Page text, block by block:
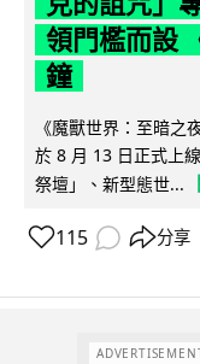
領門檻而設
鐘
《魔獸世界：至暗之
於 8 月 13 日正式上
祭壇」、新型態世...
115 分享